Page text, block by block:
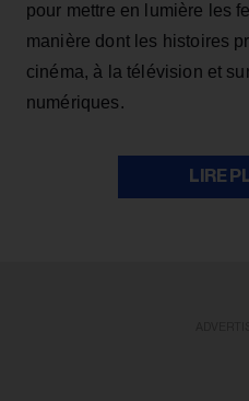
pour mettre en lumière les
manière dont les histoires
cinéma, à la télévision et
numériques.
LIRE